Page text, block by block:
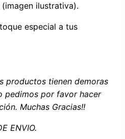
ilustrativa).
especial a tus
productos tienen demoras
pedimos por favor hacer
Muchas Gracias!!
ENVIO.